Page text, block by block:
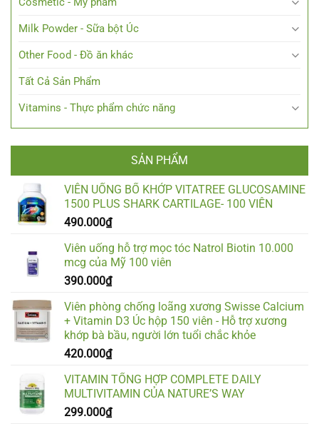
Milk Powder - Sữa bột Úc
Other Food - Đồ ăn khác
Tất Cả Sản Phẩm
Vitamins - Thực phẩm chức năng
SẢN PHẨM
VIÊN UỐNG BỔ KHỚP VITATREE GLUCOSAMINE
1500 PLUS SHARK CARTILAGE- 100 VIÊN
490.000₫
Viên uống hỗ trợ mọc tóc Natrol Biotin 10.000
mcg của Mỹ 100 viên
390.000₫
Viên phòng chống loãng xương Swisse Calcium
+ Vitamin D3 Úc hộp 150 viên - Hỗ trợ xương
khớp bà bầu, người lớn tuổi chắc khỏe
420.000₫
VITAMIN TỔNG HỢP COMPLETE DAILY
MULTIVITAMIN CỦA NATURE’S WAY
299.000₫